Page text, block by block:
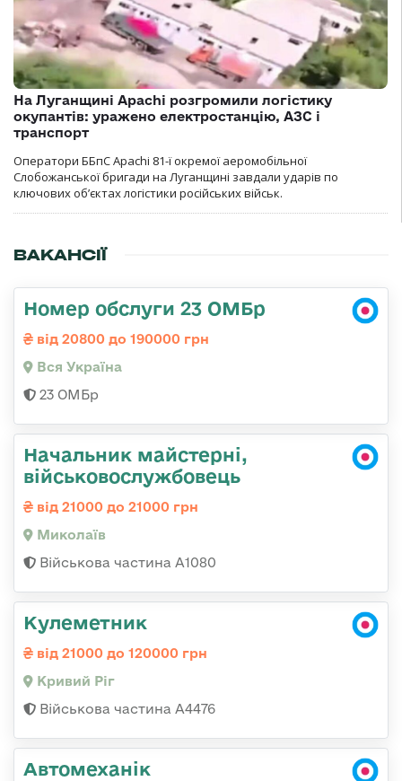
На Луганщині Apachi розгромили логістику
окупантів: уражено електростанцію, АЗС і
транспорт
Оператори ББпС Apachi 81-ї окремої аеромобільної
Слобожанської бригади на Луганщині завдали ударів по
ключових об’єктах логістики російських військ.
ВАКАНСІЇ
Номер обслуги 23 ОМБр
від 20800 до 190000 грн
Вся Україна
23 ОМБр
Начальник майстерні,
військовослужбовець
від 21000 до 21000 грн
Миколаїв
Військова частина А1080
Кулеметник
від 21000 до 120000 грн
Кривий Ріг
Військова частина А4476
Автомеханік